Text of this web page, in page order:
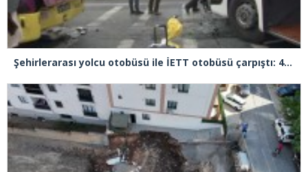
Şehirlerarası yolcu otobüsü ile İETT otobüsü çarpıştı: 4 yaralı